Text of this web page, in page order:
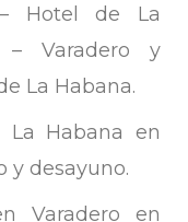
– Hotel de La
– Varadero y
La Habana.
Habana en
y desayuno.
Varadero en